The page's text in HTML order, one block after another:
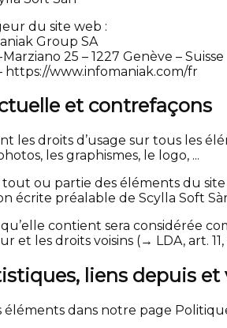
du site web :
Group SA
25 – 1227 Genève – Suisse
https://www.infomaniak.com/fr
et contrefaçons
droits d’usage sur tous les
les graphismes, le logo, ...
ou partie des éléments du
écrite préalable de Scylla Soft
contient sera considérée
les droits voisins (→ LDA, art. 11,
liens depuis et
éléments dans notre page